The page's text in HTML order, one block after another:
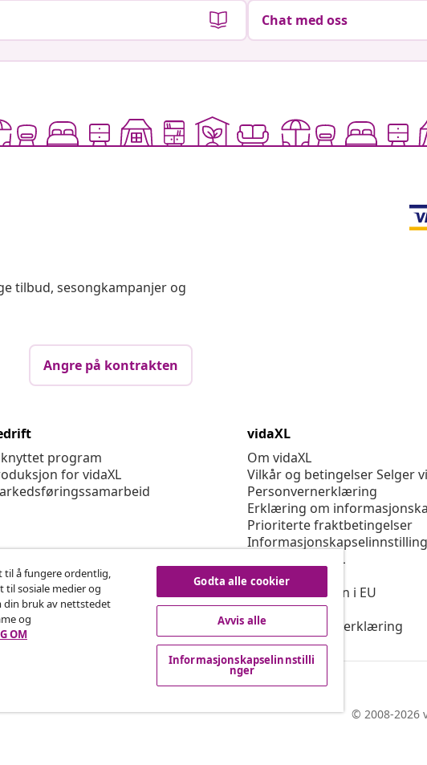
Chat med oss
tilbud, sesongkampanjer og
Angre på kontrakten
program
for vidaXL
vidaXL
Om vidaXL
Vilkår og betingelser Selger
Personvernerklæring
Erklæring om
Prioriterte fraktbetingelser
Jobbe for vidaXL
Sikkerhet
Ansvarlig person i EU
Politikken EPR
Tilgjengelighetserklæring
© 2008-2026
til å fungere ordentlig,
sosiale medier og
din bruk av nettstedet
og
OM
Godta alle cookier
Avvis alle
Informasjonskapselinnstilli
nger